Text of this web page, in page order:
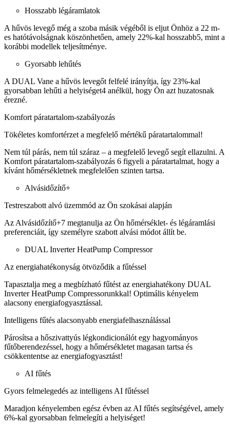
Hosszabb légáramlatok
A hűvös levegő még a szoba másik végéből is eljut Önhöz a 22 m-
es hatótávolságnak köszönhetően, amely 22%-kal hosszabb5, mint a
korábbi modellek teljesítménye.
Gyorsabb lehűtés
A DUAL Vane a hűvös levegőt felfelé irányítja, így 23%-kal
gyorsabban lehűti a helyiséget4 anélkül, hogy Ön azt huzatosnak
érezné.
Komfort páratartalom-szabályozás
Tökéletes komfortérzet a megfelelő mértékű páratartalommal!
Nem túl párás, nem túl száraz – a megfelelő levegő segít ellazulni. A
Komfort páratartalom-szabályozás 6 figyeli a páratartalmat, hogy a
kívánt hőmérsékletnek megfelelően szinten tartsa.
Alvásidőzítő+
Testreszabott alvó üzemmód az Ön szokásai alapján
Az Alvásidőzítő+7 megtanulja az Ön hőmérséklet- és légáramlási
preferenciáit, így személyre szabott alvási módot állít be.
DUAL Inverter HeatPump Compressor
Az energiahatékonyság ötvöződik a fűtéssel
Tapasztalja meg a megbízható fűtést az energiahatékony DUAL
Inverter HeatPump Compressorunkkal! Optimális kényelem
alacsony energiafogyasztással.
Intelligens fűtés alacsonyabb energiafelhasználással
Párosítsa a hőszivattyús légkondicionálót egy hagyományos
fűtőberendezéssel, hogy a hőmérsékletet magasan tartsa és
csökkententse az energiafogyasztást!
AI fűtés
Gyors felmelegedés az intelligens AI fűtéssel
Maradjon kényelemben egész évben az AI fűtés segítségével, amely
6%-kal gyorsabban felmelegíti a helyiséget!